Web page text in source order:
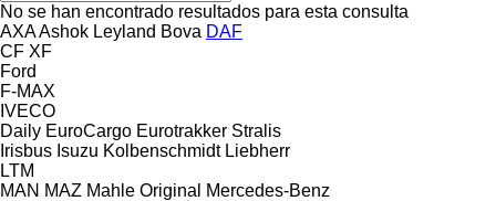
No se han encontrado resultados para esta consulta
AXAAshok Leyland Bova DAF
CF XF
Ford
F-MAX
IVECO
Daily EuroCargo Eurotrakker Stralis
Irisbus Isuzu Kolbenschmidt Liebherr
LTM
MAN MAZ Mahle Original
Mercedes-Benz